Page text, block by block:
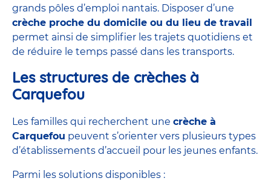
grands pôles d’emploi nantais. Disposer d’une
crèche proche du domicile ou du lieu de travail
permet ainsi de simplifier les trajets quotidiens et
de réduire le temps passé dans les transports.
Les structures de crèches à
Carquefou
Les familles qui recherchent une crèche à
Carquefou peuvent s’orienter vers plusieurs types
d’établissements d’accueil pour les jeunes enfants.
Parmi les solutions disponibles :